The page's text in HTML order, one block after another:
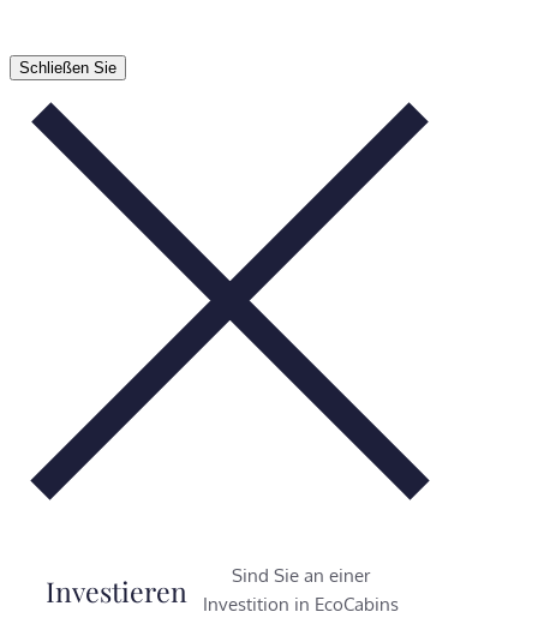
Schließen Sie
Investieren
Sind Sie an einer
Investition in EcoCabins